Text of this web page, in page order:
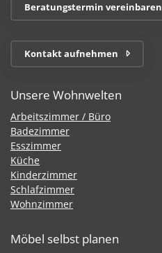
Beratungstermin vereinbaren
Kontakt aufnehmen
Unsere Wohnwelten
Arbeitszimmer / Büro
Badezimmer
Esszimmer
Küche
Kinderzimmer
Schlafzimmer
Wohnzimmer
Möbel selbst planen